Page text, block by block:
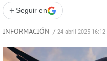
+ Seguir en
INFORMACIÓN / 24 abril 2025 16:12